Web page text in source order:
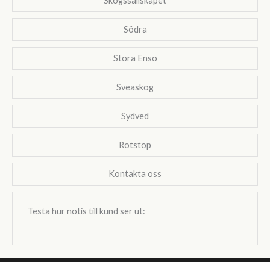
Södra
Stora Enso
Sveaskog
Sydved
Rotstop
Kontakta oss
Testa hur notis till kund ser ut: